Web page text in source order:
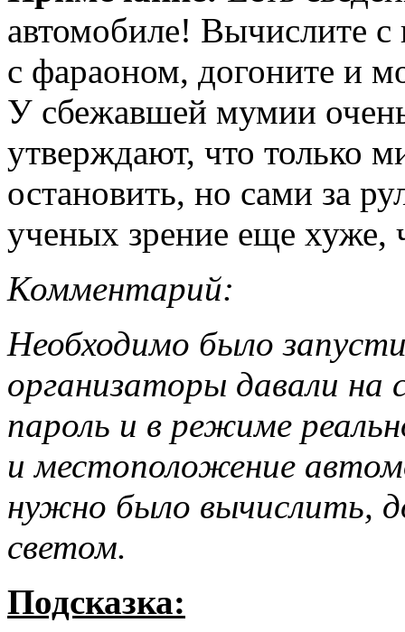
автомобиле! Вычислите
с фараоном, догоните и
У сбежавшей мумии
утверждают, что только
остановить, но сами за
ученых зрение еще
Комментарий:
Необходимо было
организаторы давали
пароль и в режиме
и местоположение
нужно было вычислить,
светом.
Подсказка: